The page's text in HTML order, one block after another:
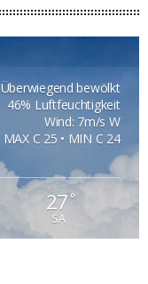
Überwiegend bewölkt
46% Luftfeuchtigkeit
Wind: 7m/s W
MAX C 25 • MIN C 24
27°
SA